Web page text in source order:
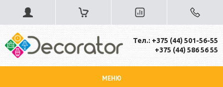
Тел.: +375 (44) 501-56-55
+375 (44) 586 56 55
МЕНЮ